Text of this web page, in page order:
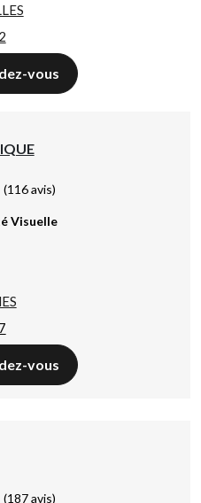
vous
(116avis)
Visuelle
vous
(187avis)